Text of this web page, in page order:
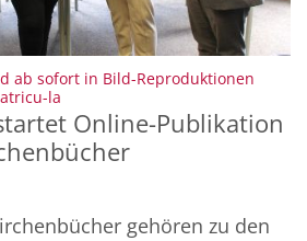
ab sofort in Bild-Reproduktionen
la
Online-Publikation
gehören zu den